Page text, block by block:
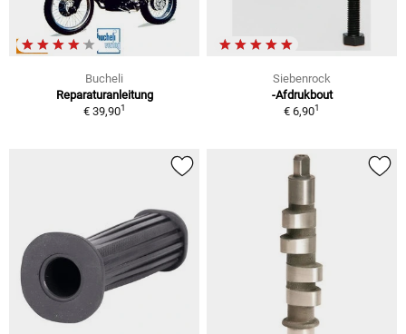
Bucheli
Reparaturanleitung
€ 39,901
Siebenrock
-Afdrukbout
€ 6,901